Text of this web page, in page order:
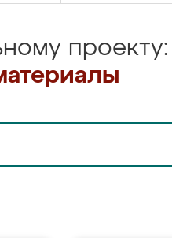
проекту: